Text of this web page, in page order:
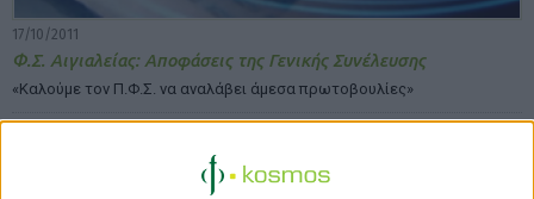
17/10/2011
Φ.Σ. Αιγιαλείας: Αποφάσεις της Γενικής Συνέλευσης
«Καλούμε τον Π.Φ.Σ. να αναλάβει άμεσα πρωτοβουλίες»